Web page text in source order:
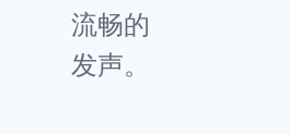
流畅的
发声。